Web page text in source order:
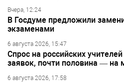
Вчера, 12:24
В Госдуме предложили
экзаменами
6 августа 2026, 15:47
Спрос на российских
заявок, почти половина — на
6 августа 2026, 17:58